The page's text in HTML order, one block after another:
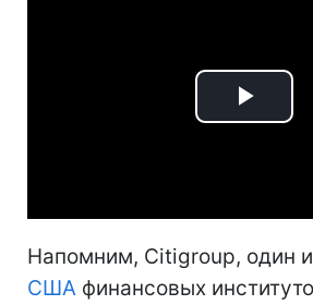
Play
Напомним, Citigroup, один
США финансовых